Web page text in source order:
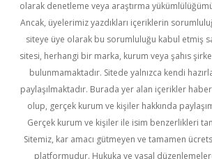
olarak denetleme veya araştırma
Ancak, üyelerimiz yazdıkları içeriklerin
siteye üye olarak bu sorumluluğu kabul etmiş
sitesi, herhangi bir marka, kurum veya şahıs
bulunmamaktadır. Sitede yalnızca kendi
paylaşılmaktadır. Burada yer alan içerikler
olup, gerçek kurum ve kişiler hakkında
Gerçek kurum ve kişiler ile isim benzerlikleri
Sitemiz, kar amacı gütmeyen ve tamamen
platformudur. Hukuka ve yasal